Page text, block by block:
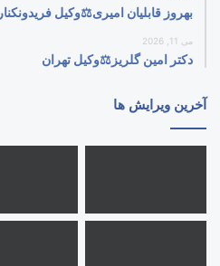
بهروز قابلیان امیری⚖️وکیل فریدونکنار
می 11, 2026
دکتر امین گلریز⚖️وکیل تهران
آخرین ویرایش ها